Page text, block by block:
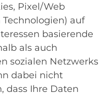
Pixel/Web
auf
basierende
als auch
sozialen Netzwerks
dabei nicht
dass Ihre Daten